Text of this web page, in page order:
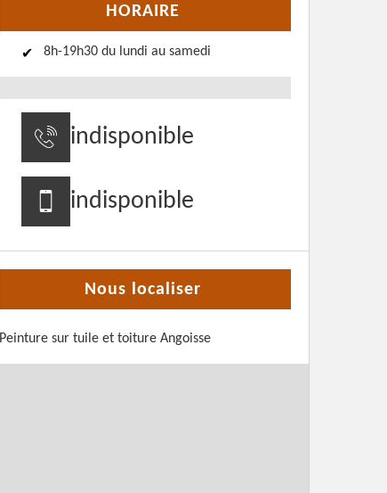
HORAIRE
8h-19h30 du lundi au samedi
indisponible
indisponible
Nous localiser
Peinture sur tuile et toiture Angoisse